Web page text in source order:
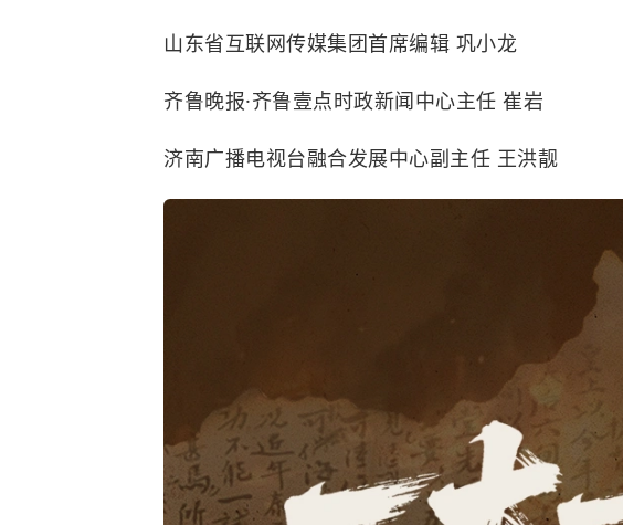
山东省互联网传媒集团首席编辑 巩小龙
齐鲁晚报·齐鲁壹点时政新闻中心主任 崔岩
济南广播电视台融合发展中心副主任 王洪靓